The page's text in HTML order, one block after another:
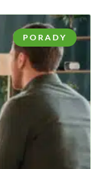
PORADY